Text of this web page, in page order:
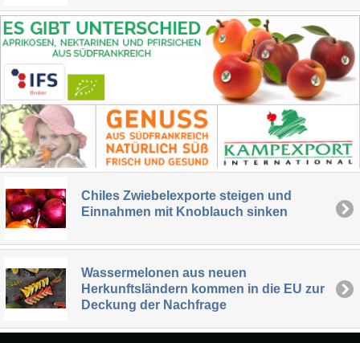
Chiles Zwiebelexporte steigen und
Einnahmen mit Knoblauch sinken
Wassermelonen aus neuen
Herkunftsländern kommen in die EU zur
Deckung der Nachfrage